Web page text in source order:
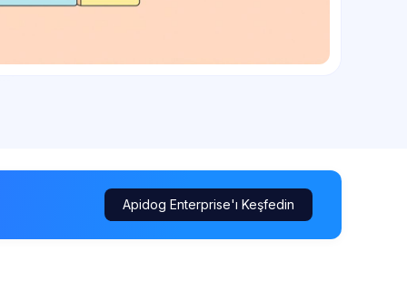
Apidog Enterprise'ı Keşfedin